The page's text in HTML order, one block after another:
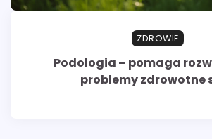
ZDROWIE
Podologia – pomaga
problemy zdrowotne